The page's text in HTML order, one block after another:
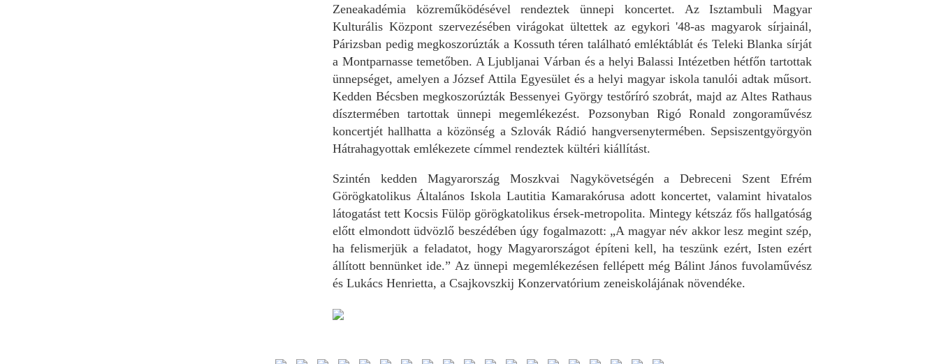
Zeneakadémia közreműködésével rendeztek ünnepi koncertet. Az Isztambuli Magyar
Kulturális Központ szervezésében virágokat ültettek az egykori '48-as magyarok sírjainál,
Párizsban pedig megkoszorúzták a Kossuth téren található emléktáblát és Teleki Blanka sírját
a Montparnasse temetőben. A Ljubljanai Várban és a helyi Balassi Intézetben hétfőn tartottak
ünnepséget, amelyen a József Attila Egyesület és a helyi magyar iskola tanulói adtak műsort.
Kedden Bécsben megkoszorúzták Bessenyei György testőríró szobrát, majd az Altes Rathaus
dísztermében tartottak ünnepi megemlékezést. Pozsonyban Rigó Ronald zongoraművész
koncertjét hallhatta a közönség a Szlovák Rádió hangversenytermében. Sepsiszentgyörgyön
Hátrahagyottak emlékezete címmel rendeztek kültéri kiállítást.
Szintén kedden Magyarország Moszkvai Nagykövetségén a Debreceni Szent Efrém
Görögkatolikus Általános Iskola Lautitia Kamarakórusa adott koncertet, valamint hivatalos
látogatást tett Kocsis Fülöp görögkatolikus érsek-metropolita. Mintegy kétszáz fős hallgatóság
előtt elmondott üdvözlő beszédében úgy fogalmazott: „A magyar név akkor lesz megint szép,
ha felismerjük a feladatot, hogy Magyarországot építeni kell, ha teszünk ezért, Isten ezért
állított bennünket ide.” Az ünnepi megemlékezésen fellépett még Bálint János fuvolaművész
és Lukács Henrietta, a Csajkovszkij Konzervatórium zeneiskolájának növendéke.